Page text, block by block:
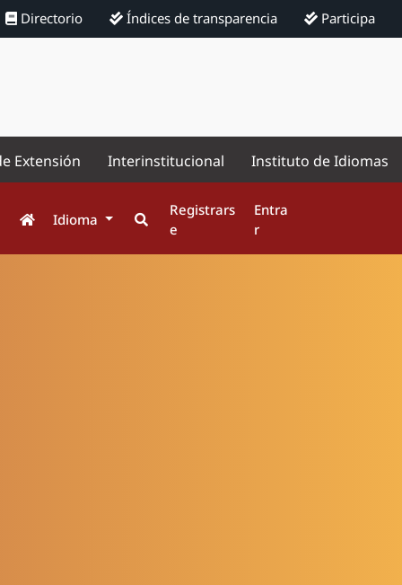
Directorio Índices de transparencia Participa
Extensión Interinstitucional Instituto de Idiomas
Idioma
Registrars
e
Entra
r